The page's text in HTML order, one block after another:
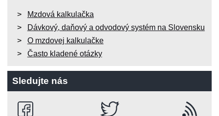
Mzdová kalkulačka
Dávkový, daňový a odvodový systém na Slovensku
O mzdovej kalkulačke
Často kladené otázky
Sledujte nás